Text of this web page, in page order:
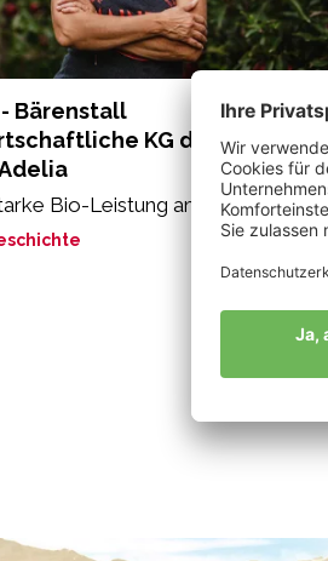
Bärenstall
KG der Stricker
Bio-Leistung am Bärenstall“